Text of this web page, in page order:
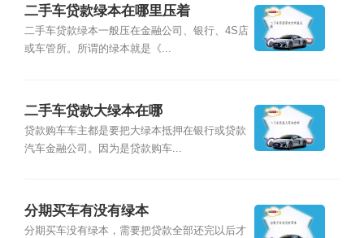
二手车贷款绿本在哪里压着
二手车贷款绿本一般压在金融公司、银行、4S店
或车管所。所谓的绿本就是《...
二手车贷款大绿本在哪
贷款购车车主都是要把大绿本抵押在银行或贷款
汽车金融公司。因为是贷款购车...
分期买车有没有绿本
分期买车没有绿本，需要把贷款全部还完以后才